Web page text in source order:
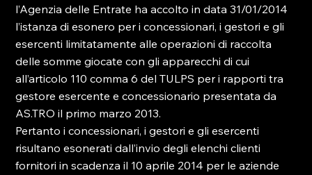
l’Agenzia delle Entrate ha accolto in data 31/01/2014
l’istanza di esonero per i concessionari, i gestori e gli
esercenti limitatamente alle operazioni di raccolta
delle somme giocate con gli apparecchi di cui
all’articolo 110 comma 6 del TULPS per i rapporti tra
gestore esercente e concessionario presentata da
AS.TRO il primo marzo 2013.
Pertanto i concessionari, i gestori e gli esercenti
risultano esonerati dall’invio degli elenchi clienti
fornitori in scadenza il 10 aprile 2014 per le aziende